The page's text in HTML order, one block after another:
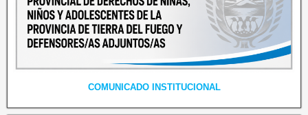
COMUNICADO INSTITUCIONAL